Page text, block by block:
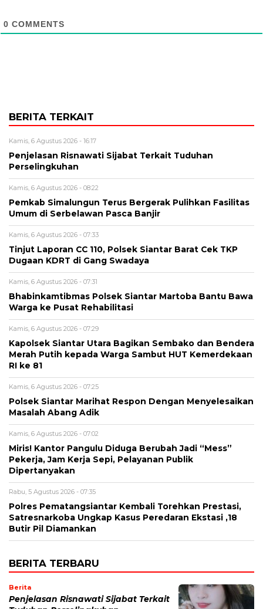
0 COMMENTS
BERITA TERKAIT
Kamis, 6 Agustus 2026 - 16:17
Penjelasan Risnawati Sijabat Terkait Tuduhan
Perselingkuhan
Kamis, 6 Agustus 2026 - 08:22
Pemkab Simalungun Terus Bergerak Pulihkan Fasilitas
Umum di Serbelawan Pasca Banjir
Kamis, 6 Agustus 2026 - 07:33
Tinjut Laporan CC 110, Polsek Siantar Barat Cek TKP
Dugaan KDRT di Gang Swadaya
Kamis, 6 Agustus 2026 - 07:31
Bhabinkamtibmas Polsek Siantar Martoba Bantu Bawa
Warga ke Pusat Rehabilitasi
Kamis, 6 Agustus 2026 - 07:29
Kapolsek Siantar Utara Bagikan Sembako dan Bendera
Merah Putih kepada Warga Sambut HUT Kemerdekaan
RI ke 81
Kamis, 6 Agustus 2026 - 07:25
Polsek Siantar Marihat Respon Dengan Menyelesaikan
Masalah Abang Adik
Kamis, 6 Agustus 2026 - 07:02
Miris! Kantor Pangulu Diduga Berubah Jadi “Mess”
Pekerja, Jam Kerja Sepi, Pelayanan Publik
Dipertanyakan
Rabu, 5 Agustus 2026 - 07:35
Polres Pematangsiantar Kembali Torehkan Prestasi,
Satresnarkoba Ungkap Kasus Peredaran Ekstasi ,18
Butir Pil Diamankan
BERITA TERBARU
Berita
Penjelasan Risnawati Sijabat Terkait